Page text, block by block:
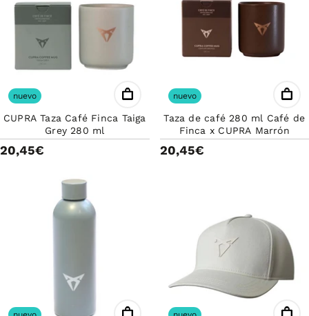
CUPRA Taza Café Finca Taiga
Grey 280 ml
20,45€
nuevo
Taza de café 280 ml Café de
Finca x CUPRA Marrón
20,45€
nuevo